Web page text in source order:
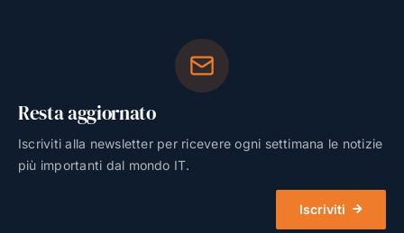
Resta aggiornato
Iscriviti alla newsletter per ricevere ogni settimana le notizie
più importanti dal mondo IT.
Iscriviti